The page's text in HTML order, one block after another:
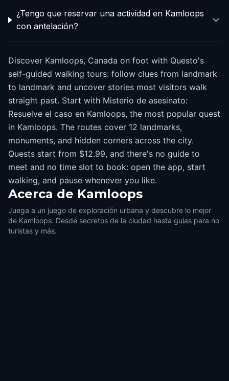
¿Tengo que reservar una actividad en Kamloops
con antelación?
Discover Kamloops, Canada on foot with Questo's
self-guided walking tours: follow clues from landmark
to landmark and uncover stories most visitors walk
straight past. Start with Misterio de asesinato:
Resuelve el caso en Kamloops, the most popular quest
in Kamloops. The routes cover 12 landmarks,
monuments, and hidden corners across the city.
Quests start from $12.99, and there's no guide to
meet and no time slot to book: open the app, start
walking, and pause whenever you like.
Acerca de Kamloops
Juega a un juego de exploración urbana y descubre lo mejor
de Kamloops. Desde secretos de la ciudad hasta guías para no
turistas y más.